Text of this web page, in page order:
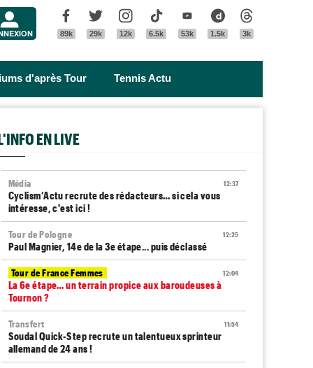
Facebook
89k
Twitter
29k
Instagram
12k
Tik Tok
6.5k
Youtube
53k
Dailymotion
1.5k 3k
d'après Tour Tennis Actu
EN LIVE
12:37
Média
Cyclism’Actu recrute des rédacteurs… si cela vous
intéresse, c'est ici !
12:25
Tour de Pologne
Paul Magnier, 14e de la 3e étape... puis déclassé
12:04
Tour de France Femmes
La 6e étape… un terrain propice aux baroudeuses à
Tournon ?
11:54
Transfert
Soudal Quick-Step recrute un talentueux sprinteur
allemand de 24 ans !